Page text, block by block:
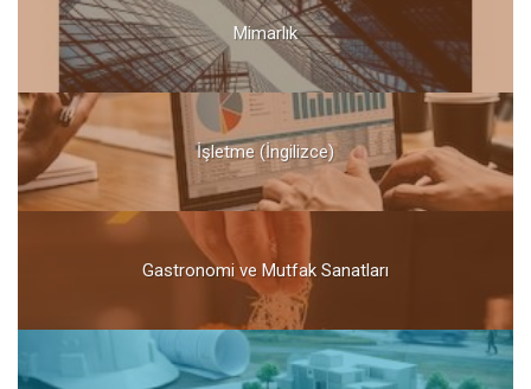
Mimarlık
İşletme (İngilizce)
Gastronomi ve Mutfak Sanatları